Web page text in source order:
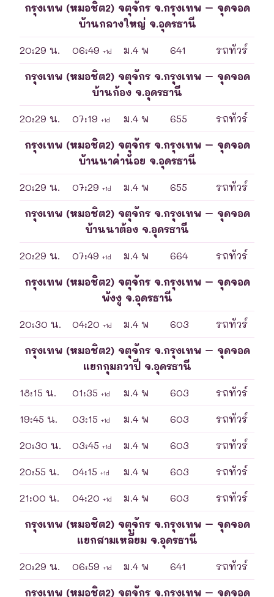
กรุงเทพ (หมอชิต2) จตุจักร จ.กรุงเทพ – จุดจอด
บ้านกลางใหญ่ จ.อุดรธานี
20:29 น. 06:49 +1d ม.4 พ 641 รถทัวร์
กรุงเทพ (หมอชิต2) จตุจักร จ.กรุงเทพ – จุดจอด
บ้านก้อง จ.อุดรธานี
20:29 น. 07:19 +1d ม.4 พ 655 รถทัวร์
กรุงเทพ (หมอชิต2) จตุจักร จ.กรุงเทพ – จุดจอด
บ้านนาคำน้อย จ.อุดรธานี
20:29 น. 07:29 +1d ม.4 พ 655 รถทัวร์
กรุงเทพ (หมอชิต2) จตุจักร จ.กรุงเทพ – จุดจอด
บ้านนาต้อง จ.อุดรธานี
20:29 น. 07:49 +1d ม.4 พ 664 รถทัวร์
กรุงเทพ (หมอชิต2) จตุจักร จ.กรุงเทพ – จุดจอด
พังงู จ.อุดรธานี
20:30 น. 04:20 +1d ม.4 พ 603 รถทัวร์
กรุงเทพ (หมอชิต2) จตุจักร จ.กรุงเทพ – จุดจอด
แยกกุมภวาปี จ.อุดรธานี
18:15 น. 01:35 +1d ม.4 พ 603 รถทัวร์
19:45 น. 03:15 +1d ม.4 พ 603 รถทัวร์
20:30 น. 03:45 +1d ม.4 พ 603 รถทัวร์
20:55 น. 04:15 +1d ม.4 พ 603 รถทัวร์
21:00 น. 04:20 +1d ม.4 พ 603 รถทัวร์
กรุงเทพ (หมอชิต2) จตุจักร จ.กรุงเทพ – จุดจอด
แยกสามเหลี่ยม จ.อุดรธานี
20:29 น. 06:59 +1d ม.4 พ 641 รถทัวร์
กรุงเทพ (หมอชิต2) จตุจักร จ.กรุงเทพ – จุดจอด